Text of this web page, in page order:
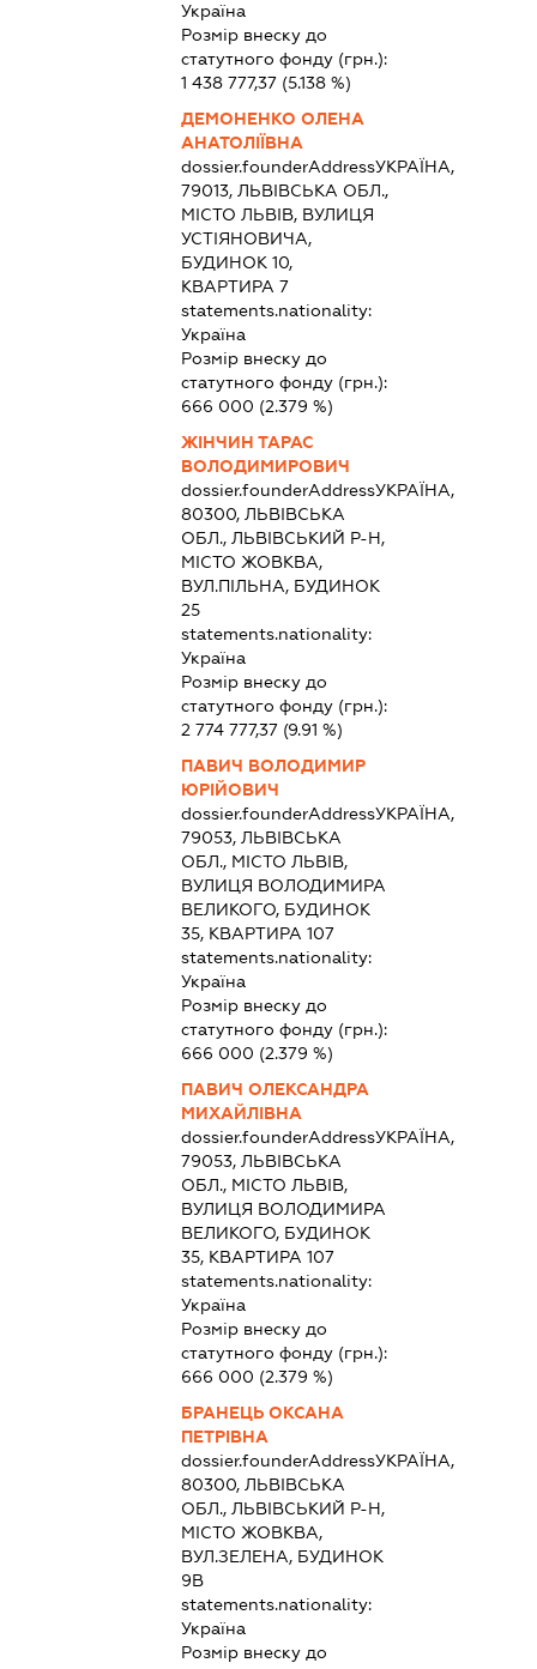
Україна
Розмір внеску до
статутного фонду (грн.):
1 438 777,37(5.138 %)
ДЕМОНЕНКО ОЛЕНА
АНАТОЛІЇВНА
dossier.founderAddressУКРАЇНА,
79013, ЛЬВІВСЬКА ОБЛ.,
МІСТО ЛЬВІВ, ВУЛИЦЯ
УСТІЯНОВИЧА,
БУДИНОК 10,
КВАРТИРА 7
statements.nationality:
Україна
Розмір внеску до
статутного фонду (грн.):
666 000 (2.379 %)
ЖІНЧИН ТАРАС
ВОЛОДИМИРОВИЧ
dossier.founderAddressУКРАЇНА,
80300, ЛЬВІВСЬКА
ОБЛ., ЛЬВІВСЬКИЙ Р-Н,
МІСТО ЖОВКВА,
ВУЛ.ПІЛЬНА, БУДИНОК
25
statements.nationality:
Україна
Розмір внеску до
статутного фонду (грн.):
2 774 777,37(9.91 %)
ПАВИЧ ВОЛОДИМИР
ЮРІЙОВИЧ
dossier.founderAddressУКРАЇНА,
79053, ЛЬВІВСЬКА
ОБЛ., МІСТО ЛЬВІВ,
ВУЛИЦЯ ВОЛОДИМИРА
ВЕЛИКОГО, БУДИНОК
35, КВАРТИРА 107
statements.nationality:
Україна
Розмір внеску до
статутного фонду (грн.):
666 000 (2.379 %)
ПАВИЧ ОЛЕКСАНДРА
МИХАЙЛІВНА
dossier.founderAddressУКРАЇНА,
79053, ЛЬВІВСЬКА
ОБЛ., МІСТО ЛЬВІВ,
ВУЛИЦЯ ВОЛОДИМИРА
ВЕЛИКОГО, БУДИНОК
35, КВАРТИРА 107
statements.nationality:
Україна
Розмір внеску до
статутного фонду (грн.):
666 000 (2.379 %)
БРАНЕЦЬ ОКСАНА
ПЕТРІВНА
dossier.founderAddressУКРАЇНА,
80300, ЛЬВІВСЬКА
ОБЛ., ЛЬВІВСЬКИЙ Р-Н,
МІСТО ЖОВКВА,
ВУЛ.ЗЕЛЕНА, БУДИНОК
9В
statements.nationality:
Україна
Розмір внеску до